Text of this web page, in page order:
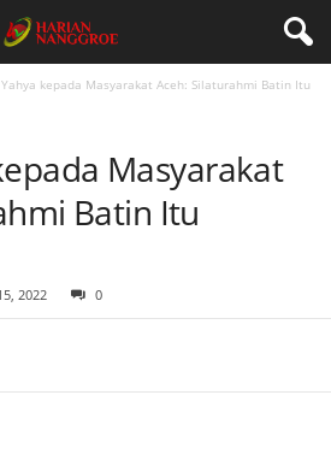
Yahya kepada Masyarakat Aceh: Silaturahmi Batin Itu
Masyarakat
Batin Itu
2022 0